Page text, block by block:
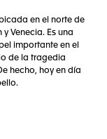
en el norte de
Venecia. Es una
importante en el
de la tragedia
hecho, hoy en día